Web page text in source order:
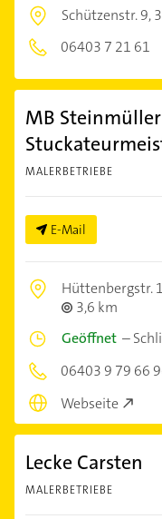
Schützenstr. 9,
06403 7 21 61
MB
MALERBETRIEBE
E-Mail
Hüttenbergstr.
3,6 km
Geöffnet –
06403 9 79 66
Webseite
Lecke Carsten
MALERBETRIEBE